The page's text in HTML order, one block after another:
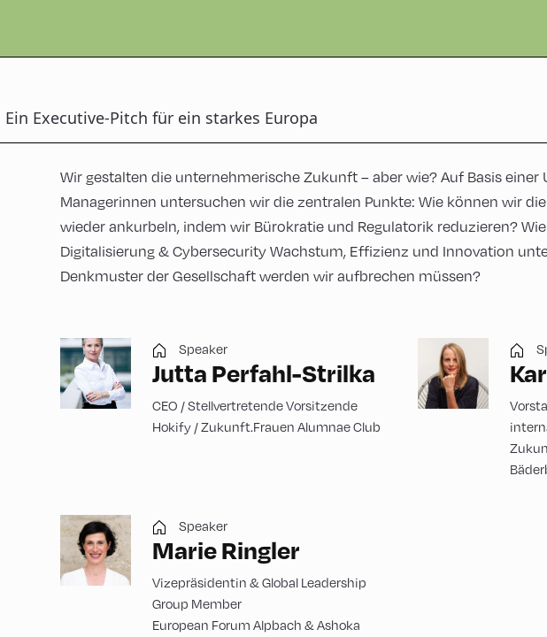
Ein Executive-Pitch für ein starkes Europa
Wir gestalten die unternehmerische Zukunft – aber wie? Auf Basis einer
Managerinnen untersuchen wir die zentralen Punkte: Wie können wir
wieder ankurbeln, indem wir Bürokratie und Regulatorik reduzieren?
Digitalisierung & Cybersecurity Wachstum, Effizienz und Innovation
Denkmuster der Gesellschaft werden wir aufbrechen müssen?
Speaker
Jutta Perfahl-Strilka
CEO / Stellvertretende Vorsitzende
Hokify / Zukunft.Frauen Alumnae Club
Speaker
Marie Ringler
Vizepräsidentin & Global Leadership
Group Member
European Forum Alpbach & Ashoka